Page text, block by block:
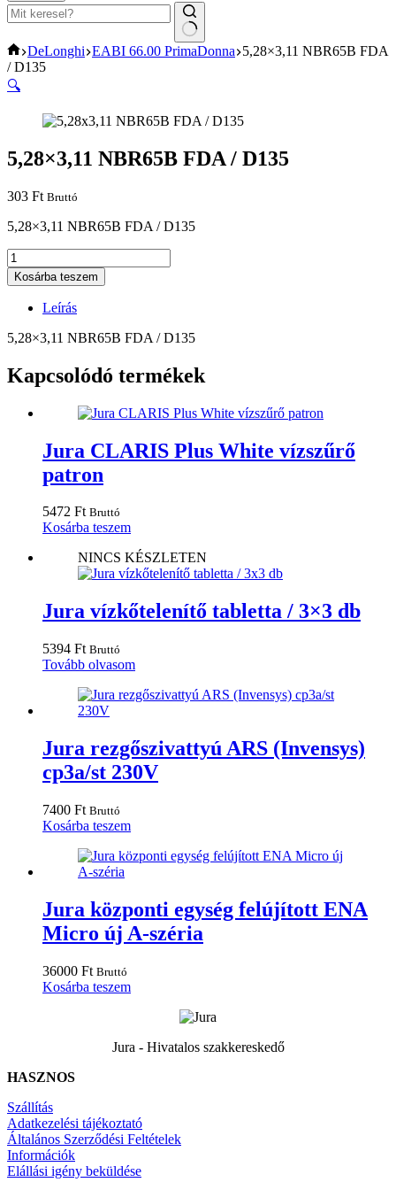
No
results
Home
DeLonghi EABI 66.00 PrimaDonna 5,28×3,11 NBR65B FDA
/ D135
🔍
5,28×3,11 NBR65B FDA / D135
303 Ft Bruttó
5,28×3,11 NBR65B FDA / D135
5,28x3,11
NBR65B
FDA
mennyiség
Kosárba teszem
Leírás
5,28×3,11 NBR65B FDA / D135
Kapcsolódó termékek
Jura CLARIS Plus White vízszűrő
patron
5472 Ft Bruttó
Kosárba teszem
NINCS KÉSZLETEN
Jura vízkőtelenítő tabletta / 3×3 db
5394 Ft Bruttó
Tovább olvasom
Jura rezgőszivattyú ARS (Invensys)
cp3a/st 230V
7400 Ft Bruttó
Kosárba teszem
Jura központi egység felújított ENA
Micro új A-széria
36000 Ft Bruttó
Kosárba teszem
Jura - Hivatalos szakkereskedő
HASZNOS
Szállítás
Adatkezelési tájékoztató
Általános Szerződési Feltételek
Információk
Elállási igény beküldése